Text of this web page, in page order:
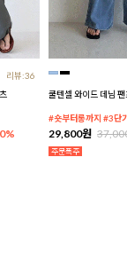
리뷰:36
쿨텐셀 와이드 데님 팬
#숏부터롱까지 #3단
29,800원